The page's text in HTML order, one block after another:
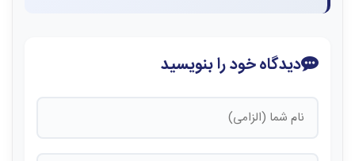
دیدگاه خود را بنویسید